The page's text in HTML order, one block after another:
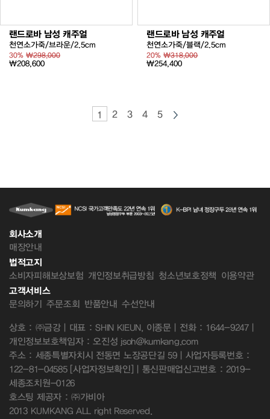
랜드로바 남성 캐주얼
천연소가죽/브라운/2.5cm
30% ₩298,000
₩208,600
랜드로바 남성 캐주얼
천연소가죽/블랙/2.5cm
20%₩318,000
₩254,400
1 2 3 4 5
회사소개
매장안내
법적고지
소비자피해보상보험 개인정보취급방침 청소년보호정책 이용약관
고객서비스
문의하기 주문조회 반품안내 수선안내
상호 : ㈜금강 | 대표 : SHIN KIEUN, 이종문 | 전화 : 1644-9247 |
개인정보보호책임자 : 오진성 jsoh@kumkang.com
주소 : 세종특별자치시 전동면 노장공단길 59 | 사업자등록번호 :
122-81-04585 [사업자정보확인] | 통신판매업신고번호 : 2019-
세종조치원-0126
호스팅 제공자 : ㈜가비아
2013 KUMKANG ALL right Reserved.